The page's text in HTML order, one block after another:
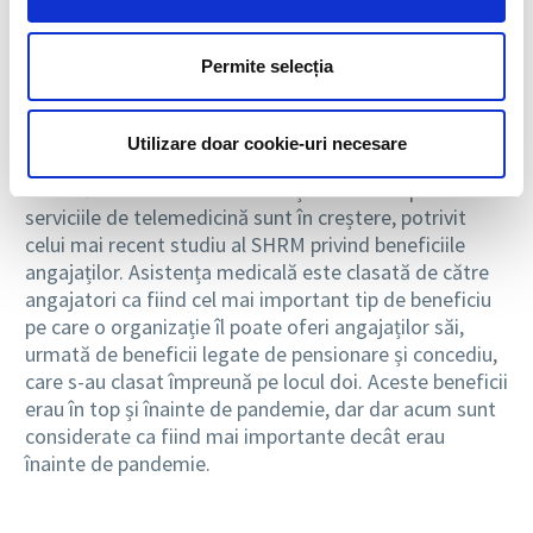
Permite selecția
Utilizare doar cookie-uri necesare
STUDIULUIEMPLOYEE
BENEFITS SURVEY, REALIZAT
DE SHRM
mintală în 2022. De asemenea și beneficiile precum
serviciile de telemedicină sunt în creștere, potrivit
celui mai recent studiu al SHRM privind beneficiile
angajaților. Asistența medicală este clasată de către
angajatori ca fiind cel mai important tip de beneficiu
pe care o organizație îl poate oferi angajaților săi,
urmată de beneficii legate de pensionare și concediu,
care s-au clasat împreună pe locul doi. Aceste beneficii
erau în top și înainte de pandemie, dar dar acum sunt
considerate ca fiind mai importante decât erau
înainte de pandemie.